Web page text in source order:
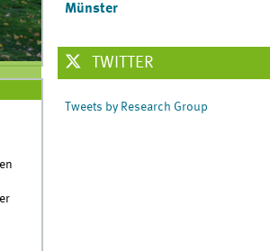
Münster
TWITTER
Tweets by Research Group